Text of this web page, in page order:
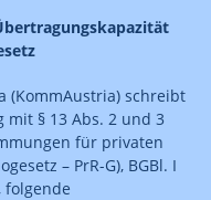
(KommAustria) schreibt
mit § 13 Abs. 2 und 3
für privaten
– PrR-G), BGBl. I
folgende